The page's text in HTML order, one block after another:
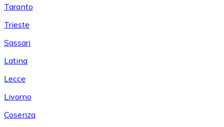
Taranto
Trieste
Sassari
Latina
Lecce
Livorno
Cosenza